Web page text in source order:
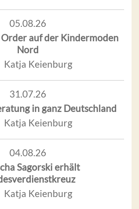
05.08.26
auf der Kindermoden
Nord
Katja Keienburg
31.07.26
in ganz Deutschland
Katja Keienburg
04.08.26
Sagorski erhält
Katja Keienburg